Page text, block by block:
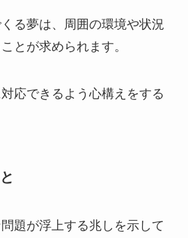
る夢は、周囲の環境や状況
とが求められます。
応できるよう心構えをする
題が浮上する兆しを示して